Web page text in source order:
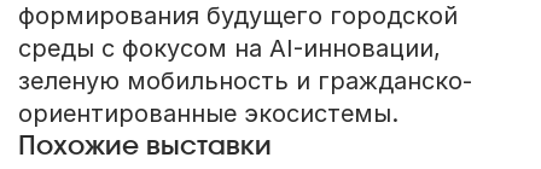
формирования будущего городской
среды с фокусом на AI-инновации,
зеленую мобильность и гражданско-
ориентированные экосистемы.
Похожие выставки